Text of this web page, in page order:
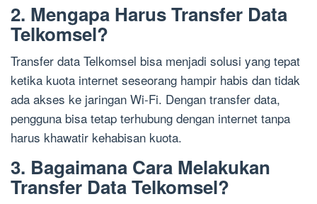
2. Mengapa Harus Transfer Data
Telkomsel?
Transfer data Telkomsel bisa menjadi solusi yang tepat
ketika kuota internet seseorang hampir habis dan tidak
ada akses ke jaringan Wi-Fi. Dengan transfer data,
pengguna bisa tetap terhubung dengan internet tanpa
harus khawatir kehabisan kuota.
3. Bagaimana Cara Melakukan
Transfer Data Telkomsel?